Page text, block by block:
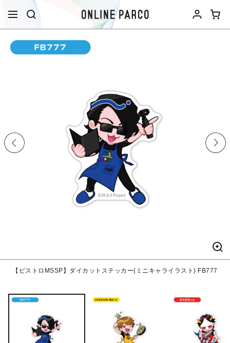
【ビストロMSSP】ダイカットステッカー(ミニキャライラスト) FB777